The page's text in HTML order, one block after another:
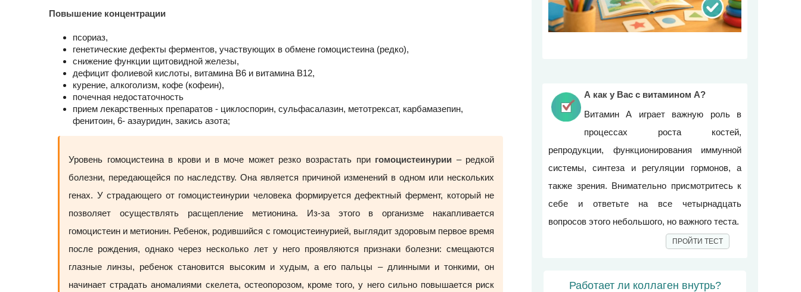
Повышение концентрации
псориаз,
генетические дефекты ферментов, участвующих в обмене гомоцистеина (редко),
снижение функции щитовидной железы,
дефицит фолиевой кислоты, витамина В6 и витамина В12,
курение, алкоголизм, кофе (кофеин),
почечная недостаточность
прием лекарственных препаратов - циклоспорин, сульфасалазин, метотрексат, карбамазепин,
фенитоин, 6- азауридин, закись азота;
Уровень гомоцистеина в крови и в моче может резко возрастать при гомоцистеинурии – редкой
болезни, передающейся по наследству. Она является причиной изменений в одном или нескольких
генах. У страдающего от гомоцистеинурии человека формируется дефектный фермент, который не
позволяет осуществлять расщепление метионина. Из-за этого в организме накапливается
гомоцистеин и метионин. Ребенок, родившийся с гомоцистеинурией, выглядит здоровым первое время
после рождения, однако через несколько лет у него проявляются признаки болезни: смещаются
глазные линзы, ребенок становится высоким и худым, а его пальцы – длинными и тонкими, он
начинает страдать аномалиями скелета, остеопорозом, кроме того, у него сильно повышается риск
А как у Вас с витамином А?
Витамин А играет важную роль в
процессах роста костей,
репродукции, функционирования иммунной
системы, синтеза и регуляции гормонов, а
также зрения. Внимательно присмотритесь к
себе и ответьте на все четырнадцать
вопросов этого небольшого, но важного теста.
ПРОЙТИ ТЕСТ
Работает ли коллаген внутрь?